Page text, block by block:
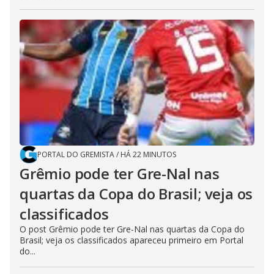
PORTAL DO GREMISTA/ HÁ 22 MINUTOS
Grêmio pode ter Gre-Nal nas
quartas da Copa do Brasil; veja os
classificados
O post Grêmio pode ter Gre-Nal nas quartas da Copa do
Brasil; veja os classificados apareceu primeiro em Portal
do...